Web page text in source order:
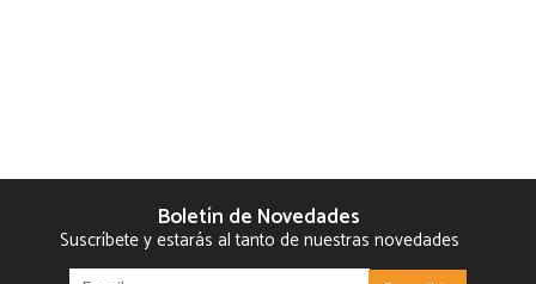
Boletín de Novedades
Suscríbete y estarás al tanto de nuestras novedades